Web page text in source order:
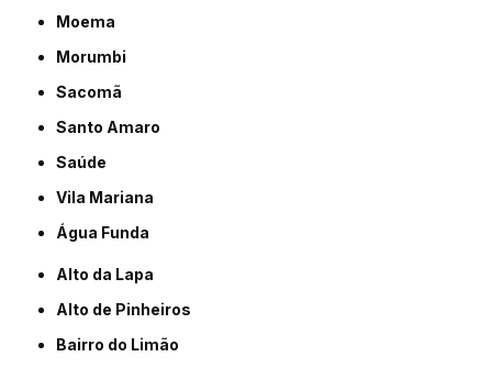
Moema
Morumbi
Sacomã
Santo Amaro
Saúde
Vila Mariana
Água Funda
Alto da Lapa
Alto de Pinheiros
Bairro do Limão